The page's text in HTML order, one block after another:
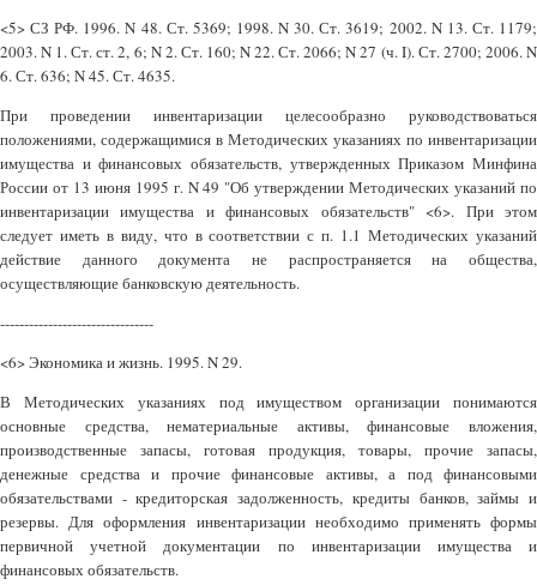
<5> СЗ РФ. 1996. N 48. Ст. 5369; 1998. N 30. Ст. 3619; 2002. N 13. Ст. 1179;
2003. N 1. Ст. ст. 2, 6; N 2. Ст. 160; N 22. Ст. 2066; N 27 (ч. I). Ст. 2700; 2006. N
6. Ст. 636; N 45. Ст. 4635.
При проведении инвентаризации целесообразно руководствоваться
положениями, содержащимися в Методических указаниях по инвентаризации
имущества и финансовых обязательств, утвержденных Приказом Минфина
России от 13 июня 1995 г. N 49 "Об утверждении Методических указаний по
инвентаризации имущества и финансовых обязательств" <6>. При этом
следует иметь в виду, что в соответствии с п. 1.1 Методических указаний
действие данного документа не распространяется на общества,
осуществляющие банковскую деятельность.
--------------------------------
<6> Экономика и жизнь. 1995. N 29.
В Методических указаниях под имуществом организации понимаются
основные средства, нематериальные активы, финансовые вложения,
производственные запасы, готовая продукция, товары, прочие запасы,
денежные средства и прочие финансовые активы, а под финансовыми
обязательствами - кредиторская задолженность, кредиты банков, займы и
резервы. Для оформления инвентаризации необходимо применять формы
первичной учетной документации по инвентаризации имущества и
финансовых обязательств.